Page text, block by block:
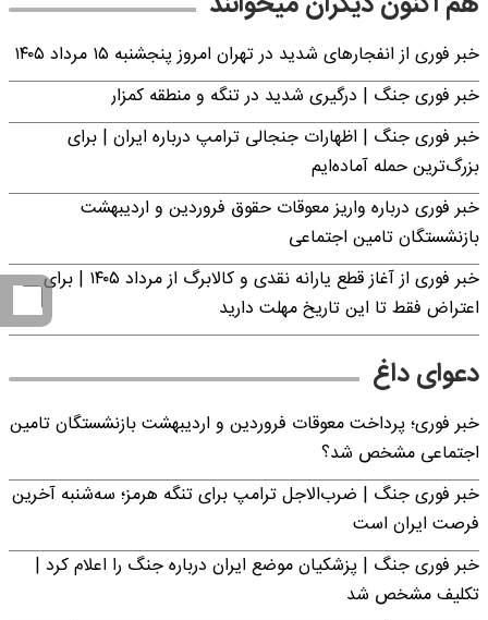
خبر فوری از انفجارهای شدید در تهران امروز پنجشنبه ۱۵ مرداد ۱۴۰۵
خبر فوری جنگ | درگیری شدید در تنگه و منطقه کمزار
خبر فوری جنگ | اظهارات جنجالی ترامپ درباره ایران | برای
بزرگ‌ترین حمله آماده‌ایم
خبر فوری درباره واریز معوقات حقوق فروردین و اردیبهشت
بازنشستگان تامین اجتماعی
خبر فوری از آغاز قطع یارانه نقدی و کالابرگ از مرداد ۱۴۰۵ | برای
اعتراض فقط تا این تاریخ مهلت دارید
دعوای داغ
خبر فوری؛ پرداخت معوقات فروردین و اردیبهشت بازنشستگان تامین
اجتماعی مشخص شد؟
خبر فوری جنگ | ضرب‌الاجل ترامپ برای تنگه هرمز؛ سه‌شنبه آخرین
فرصت ایران است
خبر فوری جنگ | پزشکیان موضع ایران درباره جنگ را اعلام کرد |
تکلیف مشخص شد